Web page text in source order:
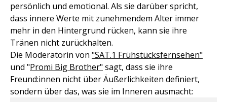
persönlich und emotional. Als sie darüber spricht,
dass innere Werte mit zunehmendem Alter immer
mehr in den Hintergrund rücken, kann sie ihre
Tränen nicht zurückhalten.
Die Moderatorin von "SAT.1 Frühstücksfernsehen"
und "Promi Big Brother" sagt, dass sie ihre
Freund:innen nicht über Äußerlichkeiten definiert,
sondern über das, was sie im Inneren ausmacht: